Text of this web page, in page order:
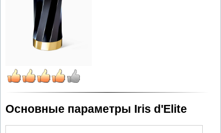
Основные параметры Iris d'Elite